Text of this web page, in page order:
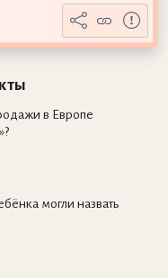
в Европе
могли назвать